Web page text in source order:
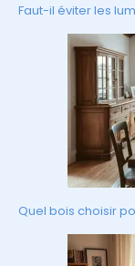
Faut-il éviter les
Quel bois choisir